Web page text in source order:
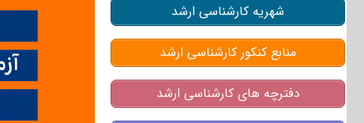
شهریه کارشناسی ارشد
منابع کنکور کارشناسی ارشد
دفترچه های کارشناسی ارشد